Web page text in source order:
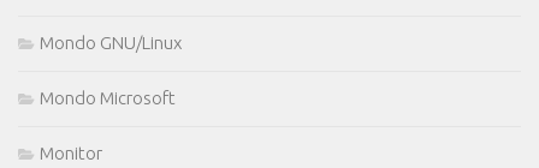
Mondo GNU/Linux
Mondo Microsoft
Monitor